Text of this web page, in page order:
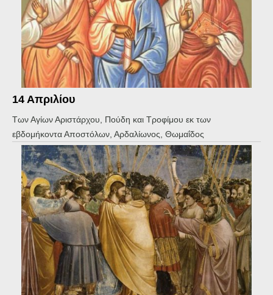
14 Απριλίου
Των Αγίων Αριστάρχου, Πούδη και Τροφίμου εκ των
εβδομήκοντα Αποστόλων, Αρδαλίωνος, Θωμαΐδος